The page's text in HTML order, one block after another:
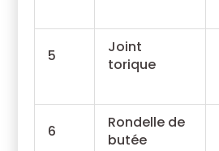
5
Joint
torique
6
Rondelle de
butée